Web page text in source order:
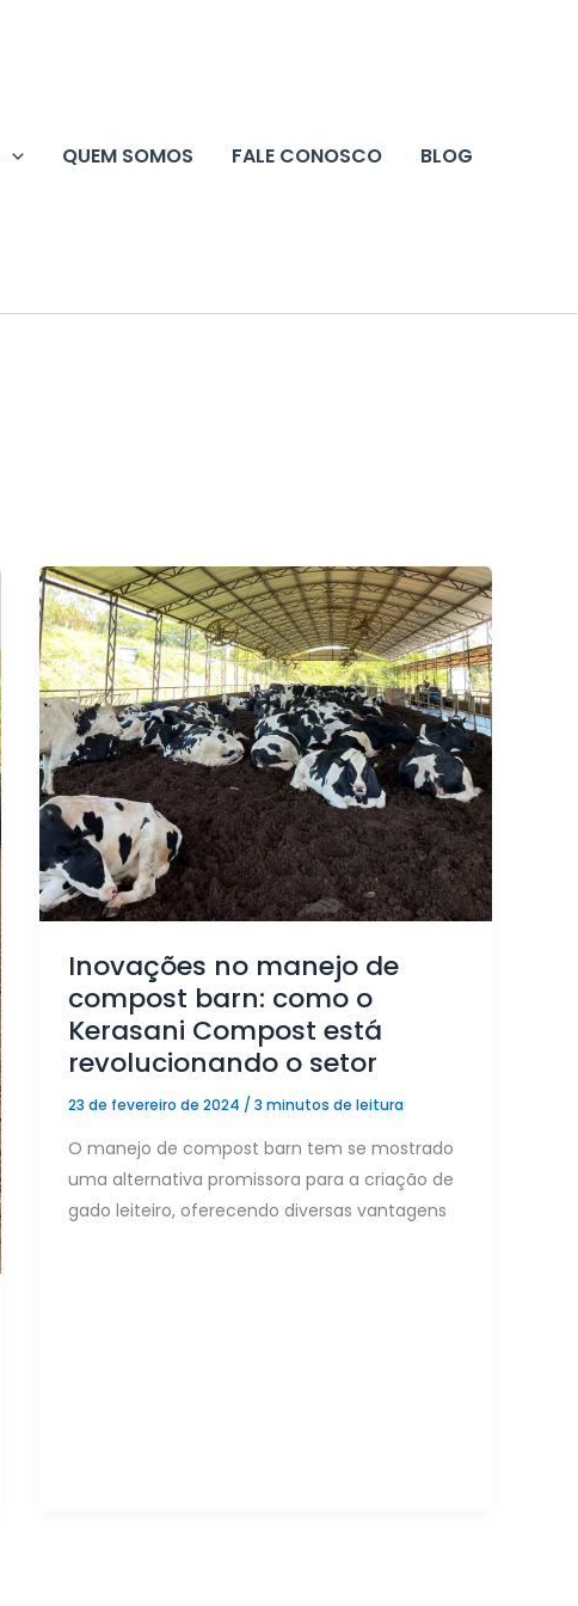
QUEM SOMOS FALE CONOSCO BLOG
Inovações no manejo de
compost barn: como o
Kerasani Compost está
revolucionando o setor
23 de fevereiro de 2024 /3 minutos de leitura
O manejo de compost barn tem se mostrado
uma alternativa promissora para a criação de
gado leiteiro, oferecendo diversas vantagens